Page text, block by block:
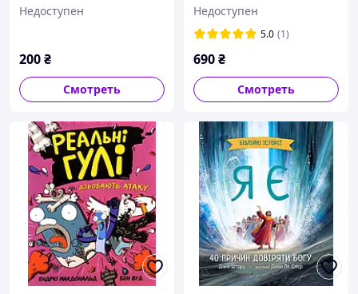
Недоступен
200₴
Смотреть
Недоступен
5.0 (1)
690₴
Смотреть